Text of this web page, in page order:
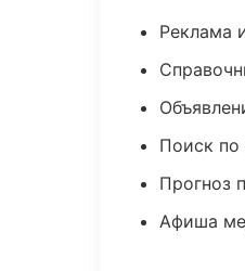
Реклама
Поиск по
Прогноз
Афиша